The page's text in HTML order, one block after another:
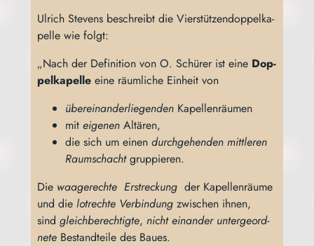
Ulrich Ste­vens beschreibt die Vier­stüt­zen­dop­pel­ka­
pel­le wie folgt:
„Nach der Defi­ni­ti­on von O. Schü­rer ist eine Dop­
pel­ka­pel­leeine räum­li­che Ein­heit von
über­ein­an­der­lie­gen­den Kapel­len­räu­men
mit eige­nen Altä­ren,
die sich um einen durch­ge­hen­den mitt­le­ren
Raum­schachtgruppieren.
Die waa­ge­rech­te Erstre­ckungder Kapel­len­räu­me
und die lot­rech­te Ver­bin­dungzwi­schen ihnen,
sind gleich­be­rech­tig­te, nicht ein­an­der unter­ge­ord­
ne­teBestand­tei­le des Baues.